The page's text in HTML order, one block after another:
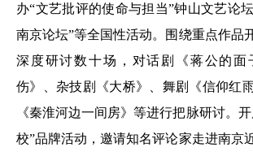
办“文艺批评的使命与担当”钟山文艺论
南京论坛”等全国性活动。围绕重点作品
深度研讨数十场，对话剧《蒋公的面
伤》、杂技剧《大桥》、舞剧《信仰红
《秦淮河边一间房》等进行把脉研讨。
校”品牌活动，邀请知名评论家走进南京